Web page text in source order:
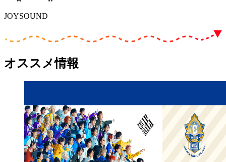
JOYSOUND
オススメ情報